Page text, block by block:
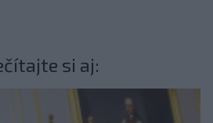
si aj: